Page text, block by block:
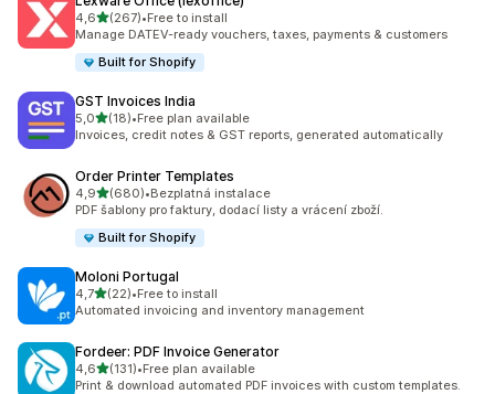
4,6z 5 hvězd
(267)
Celkový počet recenzí: 267
•Free to install
Manage DATEV-ready vouchers, taxes, payments & customers
Built for Shopify
GST Invoices India
5,0z 5 hvězd
(18)
Celkový počet recenzí: 18
•Free plan available
Invoices, credit notes & GST reports, generated automatically
Order Printer Templates
4,9z 5 hvězd
(680)
Celkový počet recenzí: 680
•Bezplatná instalace
PDF šablony pro faktury, dodací listy a vrácení zboží.
Built for Shopify
Moloni Portugal
4,7z 5 hvězd
(22)
Celkový počet recenzí: 22
•Free to install
Automated invoicing and inventory management
Fordeer: PDF Invoice Generator
4,6z 5 hvězd
(131)
Celkový počet recenzí: 131
•Free plan available
Print & download automated PDF invoices with custom templates.